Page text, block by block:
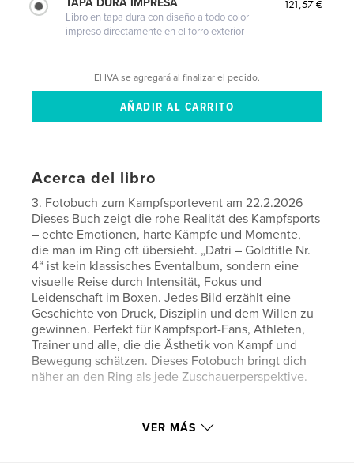
TAPA DURA IMPRESA
Libro en tapa dura con diseño a todo color
impreso directamente en el forro exterior
121,57 €
El IVA se agregará al finalizar el pedido.
Acerca del libro
3. Fotobuch zum Kampfsportevent am 22.2.2026
Dieses Buch zeigt die rohe Realität des Kampfsports
– echte Emotionen, harte Kämpfe und Momente,
die man im Ring oft übersieht. „Datri – Goldtitle Nr.
4“ ist kein klassisches Eventalbum, sondern eine
visuelle Reise durch Intensität, Fokus und
Leidenschaft im Boxen. Jedes Bild erzählt eine
Geschichte von Druck, Disziplin und dem Willen zu
gewinnen. Perfekt für Kampfsport-Fans, Athleten,
Trainer und alle, die die Ästhetik von Kampf und
Bewegung schätzen. Dieses Fotobuch bringt dich
näher an den Ring als jede Zuschauerperspektive.
https://www.elmaximusmanfredo.com/
VER MÁS